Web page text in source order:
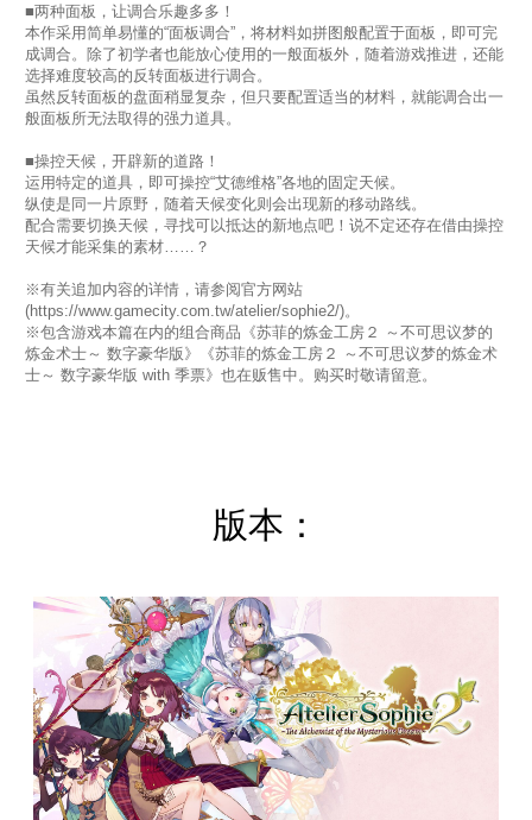
■两种面板，让调合乐趣多多！
本作采用简单易懂的“面板调合”，将材料如拼图般配置于面板，即可完
成调合。除了初学者也能放心使用的一般面板外，随着游戏推进，还能
选择难度较高的反转面板进行调合。
虽然反转面板的盘面稍显复杂，但只要配置适当的材料，就能调合出一
般面板所无法取得的强力道具。
■操控天候，开辟新的道路！
运用特定的道具，即可操控“艾德维格”各地的固定天候。
纵使是同一片原野，随着天候变化则会出现新的移动路线。
配合需要切换天候，寻找可以抵达的新地点吧！说不定还存在借由操控
天候才能采集的素材……？
※有关追加内容的详情，请参阅官方网站
(https://www.gamecity.com.tw/atelier/sophie2/)。
※包含游戏本篇在内的组合商品《苏菲的炼金工房２ ～不可思议梦的
炼金术士～ 数字豪华版》《苏菲的炼金工房２ ～不可思议梦的炼金术
士～ 数字豪华版 with 季票》也在贩售中。购买时敬请留意。
版本：
一
英
文
版
)